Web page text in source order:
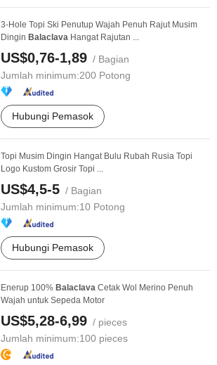
3-Hole Topi Ski Penutup Wajah Penuh Rajut Musim
Dingin Balaclava Hangat Rajutan ...
US$0,76-1,89 / Bagian
Jumlah minimum:200 Potong
Hubungi Pemasok
Topi Musim Dingin Hangat Bulu Rubah Rusia Topi
Logo Kustom Grosir Topi ...
US$4,5-5 / Bagian
Jumlah minimum:10 Potong
Hubungi Pemasok
Enerup 100% Balaclava Cetak Wol Merino Penuh
Wajah untuk Sepeda Motor
US$5,28-6,99 / pieces
Jumlah minimum:100 pieces